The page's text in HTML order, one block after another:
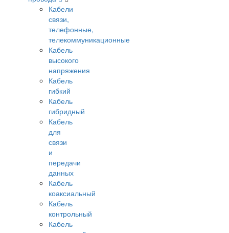
Кабели
связи,
телефонные,
телекоммуникационные
Кабель
высокого
напряжения
Кабель
гибкий
Кабель
гибридный
Кабель
для
связи
и
передачи
данных
Кабель
коаксиальный
Кабель
контрольный
Кабель